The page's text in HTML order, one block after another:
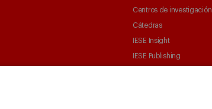
Centros de investigación
Cátedras
IESE Insight
IESE Publishing